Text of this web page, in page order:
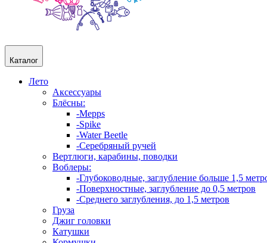
Каталог
Лето
Аксессуары
Блёсны:
-Mepps
-Spike
-Water Beetle
-Серебряный ручей
Вертлюги, карабины, поводки
Воблеры:
-Глубоководные, заглубление больше 1,5
-Поверхностные, заглубление до 0,5 метров
-Среднего заглубления, до 1,5 метров
Груза
Джиг головки
Катушки